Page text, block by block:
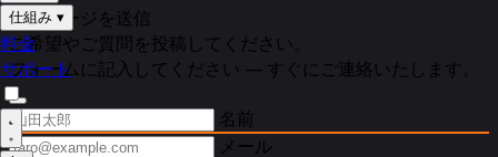
仕組み ▾
料金
サポート
メッセージを送信
ご希望やご質問を投稿してください。
フォームに記入してください — すぐにご連絡いたします。
名前
メール